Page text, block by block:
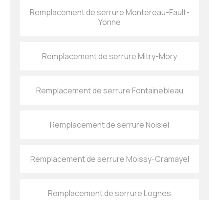
Remplacement de serrure Montereau-Fault-
Yonne
Remplacement de serrure Mitry-Mory
Remplacement de serrure Fontainebleau
Remplacement de serrure Noisiel
Remplacement de serrure Moissy-Cramayel
Remplacement de serrure Lognes